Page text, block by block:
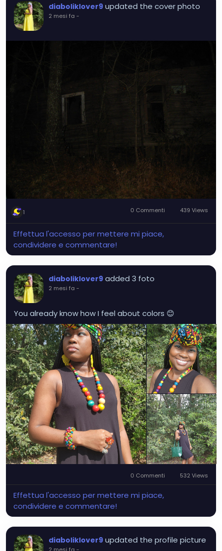
diaboliklover9 updated the cover photo
2 mesi fa -
1 0 Commenti 439 Views
Effettua l'accesso per mettere mi piace,
condividere e commentare!
diaboliklover9 added 3 foto
2 mesi fa -
You already know how I feel about colors 😊
0 Commenti 532 Views
Effettua l'accesso per mettere mi piace,
condividere e commentare!
diaboliklover9 updated the profile picture